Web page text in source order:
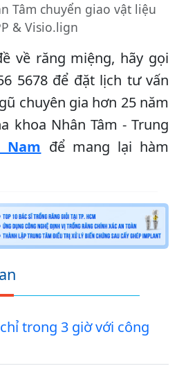
Tâm chuyển giao vật liệu
& Visio.lign
về răng miệng, hãy gọi
5678 để đặt lịch tư vấn
chuyên gia hơn 25 năm
khoa Nhân Tâm - Trung
Nam để mang lại hàm
trong 3 giờ với công